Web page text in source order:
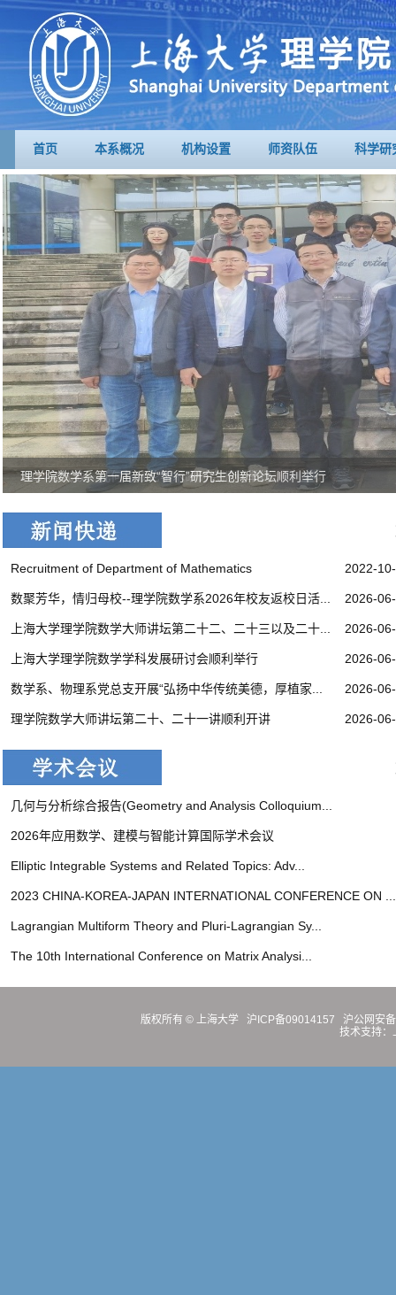
首页 本系概况 机构设置 师资队伍 科学研
理学院数学系第一届新致“智行”研究生创新论坛顺利举行
Recruitment of Department of Mathematics 2022-
数聚芳华，情归母校--理学院数学系2026年校友返校日活... 2026-
上海大学理学院数学大师讲坛第二十二、二十三以及二十... 2026-
上海大学理学院数学学科发展研讨会顺利举行 2026-
数学系、物理系党总支开展“弘扬中华传统美德，厚植家... 2026-
理学院数学大师讲坛第二十、二十一讲顺利开讲 2026-
几何与分析综合报告(Geometry and Analysis Colloquium...
2026年应用数学、建模与智能计算国际学术会议
Elliptic Integrable Systems and Related Topics: Adv...
2023 CHINA-KOREA-JAPAN INTERNATIONAL CONFERENCE ON ...
Lagrangian Multiform Theory and Pluri-Lagrangian Sy...
The 10th International Conference on Matrix Analysi...
版权所有 © 上海大学 沪ICP备09014157
沪公网安
技术支持：